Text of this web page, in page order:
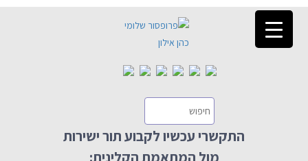
התקשרי עכשיו לקבוע תור ישירות
מול המתאמת הקלינית: